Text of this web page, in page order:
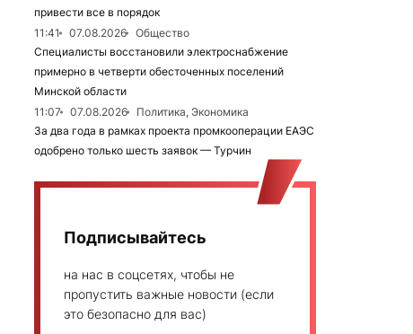
привести все в порядок
11:41
07.08.2026
Общество
Специалисты восстановили электроснабжение
примерно в четверти обесточенных поселений
Минской области
11:07
07.08.2026
Политика, Экономика
За два года в рамках проекта промкооперации ЕАЭС
одобрено только шесть заявок — Турчин
Подписывайтесь
на нас в соцсетях, чтобы не
пропустить важные новости (если
это безопасно для вас)